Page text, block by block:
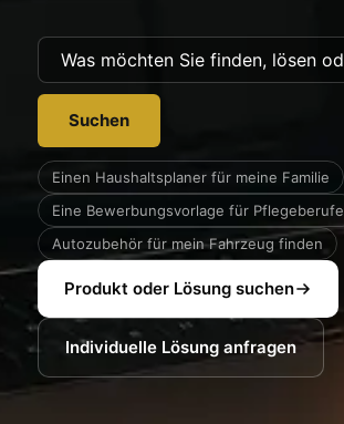
Suchen
Einen Haushaltsplaner für meine Familie
Eine Bewerbungsvorlage für Pflegeberufe
Autozubehör für mein Fahrzeug finden
Produkt oder Lösung suchen
Individuelle Lösung anfragen